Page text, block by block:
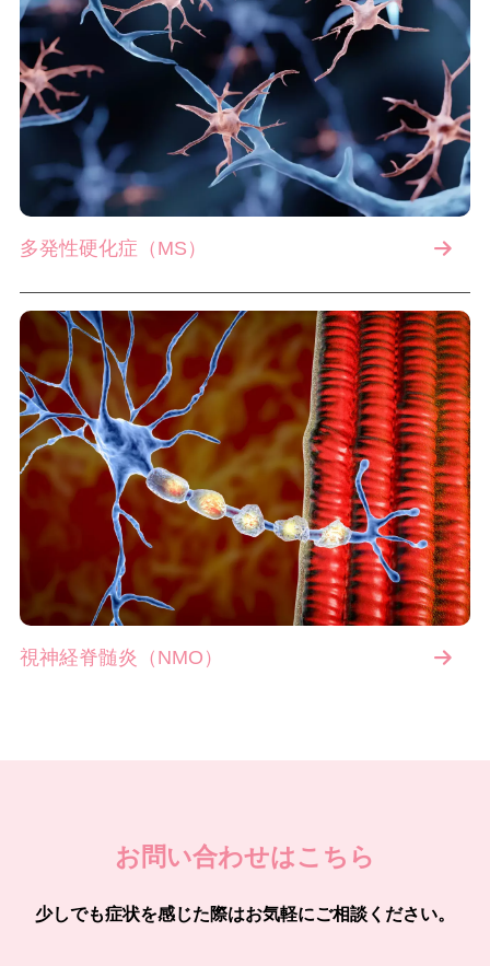
多発性硬化症（MS）
視神経脊髄炎（NMO）
お問い合わせはこちら
少しでも症状を感じた際はお気軽にご相談ください。